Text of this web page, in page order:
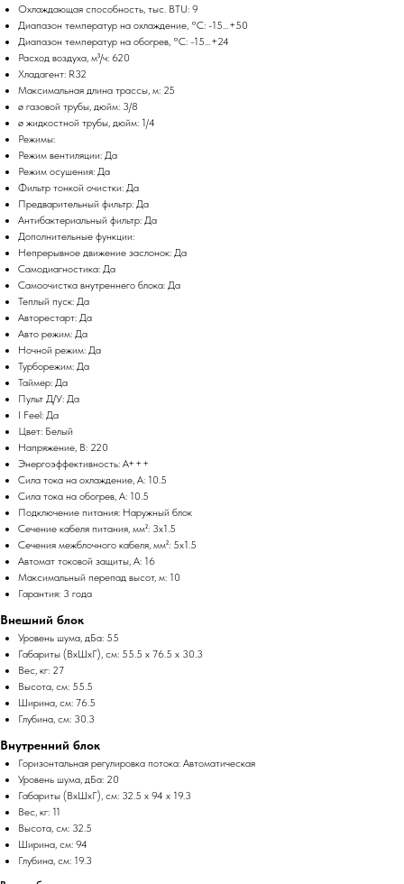
Охлаждающая способность, тыс. BTU: 9
Диапазон температур на охлаждение, °C: -15…+50
Диапазон температур на обогрев, °C: -15…+24
Расход воздуха, м³/ч: 620
Хладагент: R32
Максимальная длина трассы, м: 25
ø газовой трубы, дюйм: 3/8
ø жидкостной трубы, дюйм: 1/4
Режимы:
Режим вентиляции: Да
Режим осушения: Да
Фильтр тонкой очистки: Да
Предварительный фильтр: Да
Антибактериальный фильтр: Да
Дополнительные функции:
Непрерывное движение заслонок: Да
Самодиагностика: Да
Самоочистка внутреннего блока: Да
Теплый пуск: Да
Авторестарт: Да
Авто режим: Да
Ночной режим: Да
Турборежим: Да
Таймер: Да
Пульт Д/У: Да
I Feel: Да
Цвет: Белый
Напряжение, В: 220
Энергоэффективность: A+++
Сила тока на охлаждение, А: 10.5
Сила тока на обогрев, А: 10.5
Подключение питания: Наружный блок
Сечение кабеля питания, мм²: 3x1.5
Сечения межблочного кабеля, мм²: 5x1.5
Автомат токовой защиты, А: 16
Максимальный перепад высот, м: 10
Гарантия: 3 года
Внешний блок
Уровень шума, дБа: 55
Габариты (ВхШхГ), см: 55.5 x 76.5 x 30.3
Вес, кг: 27
Высота, см: 55.5
Ширина, см: 76.5
Глубина, см: 30.3
Внутренний блок
Горизонтальная регулировка потока: Автоматическая
Уровень шума, дБа: 20
Габариты (ВхШхГ), см: 32.5 x 94 x 19.3
Вес, кг: 11
Высота, см: 32.5
Ширина, см: 94
Глубина, см: 19.3